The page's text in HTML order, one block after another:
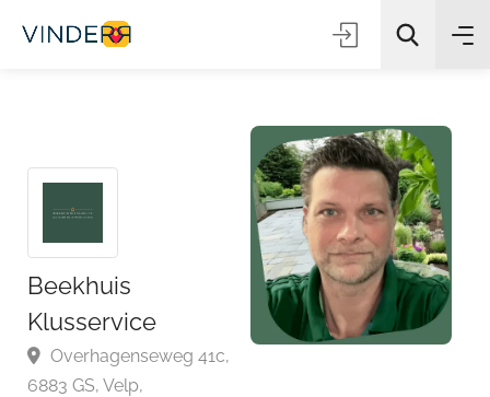
Zoeken
Beekhuis
Klusservice
Overhagenseweg 41c,